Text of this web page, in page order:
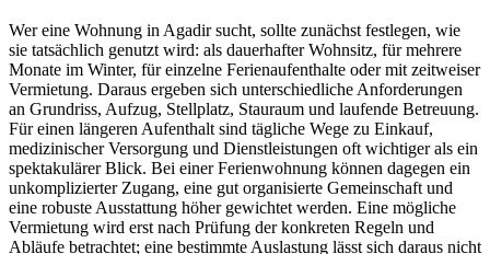
Wer eine Wohnung in Agadir sucht, sollte zunächst festlegen, wie
sie tatsächlich genutzt wird: als dauerhafter Wohnsitz, für mehrere
Monate im Winter, für einzelne Ferienaufenthalte oder mit zeitweiser
Vermietung. Daraus ergeben sich unterschiedliche Anforderungen
an Grundriss, Aufzug, Stellplatz, Stauraum und laufende Betreuung.
Für einen längeren Aufenthalt sind tägliche Wege zu Einkauf,
medizinischer Versorgung und Dienstleistungen oft wichtiger als ein
spektakulärer Blick. Bei einer Ferienwohnung können dagegen ein
unkomplizierter Zugang, eine gut organisierte Gemeinschaft und
eine robuste Ausstattung höher gewichtet werden. Eine mögliche
Vermietung wird erst nach Prüfung der konkreten Regeln und
Abläufe betrachtet; eine bestimmte Auslastung lässt sich daraus nicht